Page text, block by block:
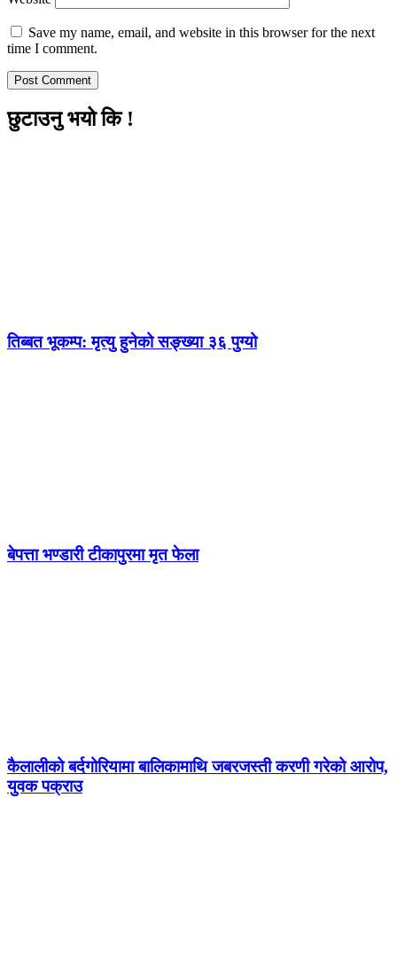
Save my name, email, and website in this browser for the next
time I comment.
छुटाउनु भयो कि !
तिब्बत भूकम्प: मृत्यु हुनेको सङ्ख्या ३६ पुग्यो
बेपत्ता भण्डारी टीकापुरमा मृत फेला
कैलालीको बर्दगोरियामा बालिकामाथि जबरजस्ती करणी गरेको आरोप,
युवक पक्राउ